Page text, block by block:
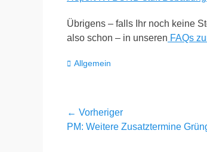
Übrigens – falls Ihr noch keine
also schon – in unseren FAQs
Kategorien
Allgemein
Beitragsnavigation
← Vorheriger
Vorheriger
PM: Weitere Zusatztermine